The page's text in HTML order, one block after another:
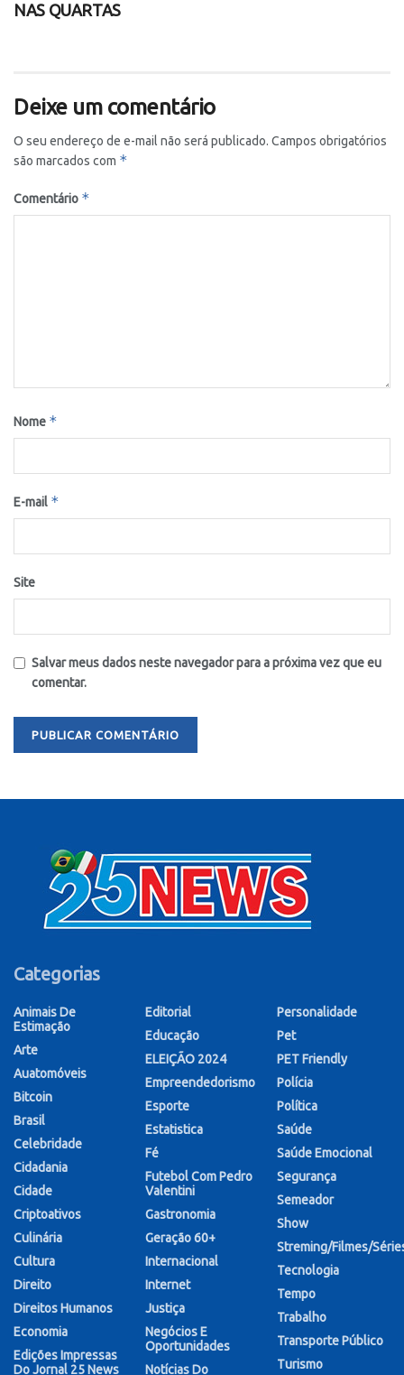
NAS QUARTAS
Deixe um comentário
O seu endereço de e-mail não será publicado. Campos obrigatórios
são marcados com *
Comentário *
Nome *
E-mail *
Site
Salvar meus dados neste navegador para a próxima vez que eu
comentar.
Categorias
Animais De
Estimação
Arte
Auatomóveis
Bitcoin
Brasil
Celebridade
Cidadania
Cidade
Criptoativos
Culinária
Cultura
Direito
Direitos Humanos
Economia
Edições Impressas
Do Jornal 25 News
Editorial
Educação
ELEIÇÃO 2024
Empreendedorismo
Esporte
Estatistica
Fé
Futebol Com Pedro
Valentini
Gastronomia
Geração 60+
Internacional
Internet
Justiça
Negócios E
Oportunidades
Notícias Do
Personalidade
Pet
PET Friendly
Polícia
Política
Saúde
Saúde Emocional
Segurança
Semeador
Show
Streming/Filmes/
Tecnologia
Tempo
Trabalho
Transporte Público
Turismo